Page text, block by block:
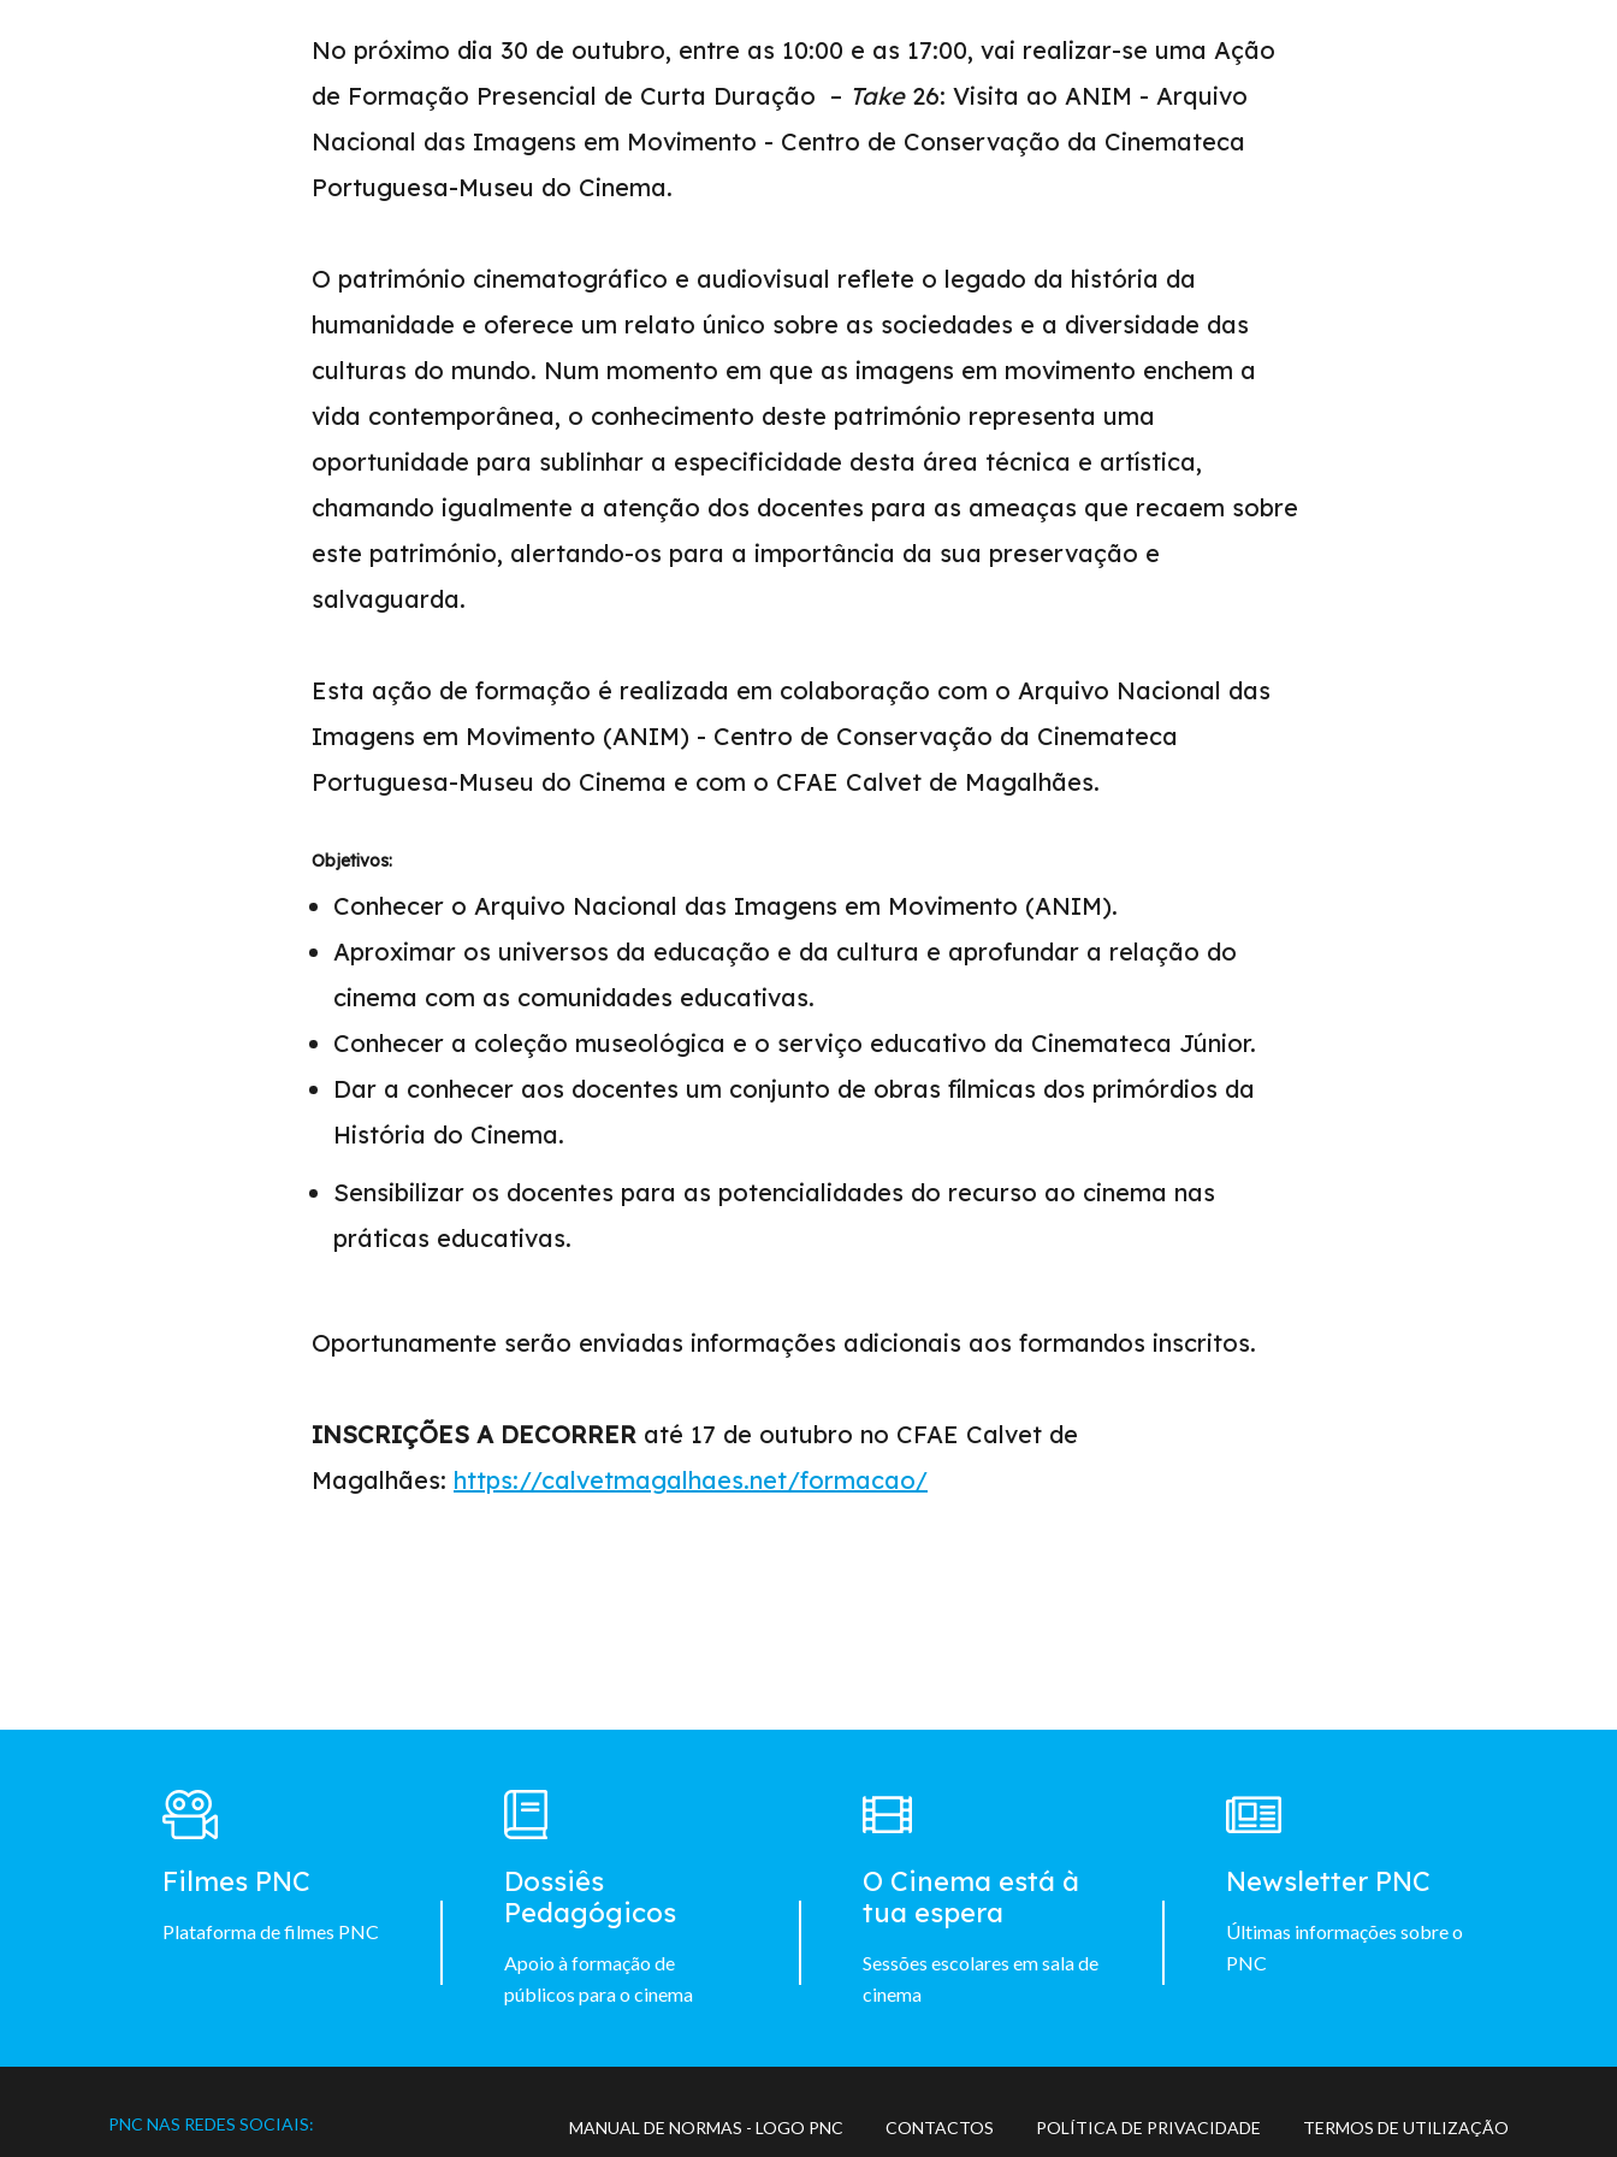
No próximo dia 30 de outubro, entre as 10:00 e as 17:00, vai realizar-se uma Ação
de Formação Presencial de Curta Duração – Take26: Visita ao ANIM - Arquivo
Nacional das Imagens em Movimento - Centro de Conservação da Cinemateca
Portuguesa-Museu do Cinema.
O património cinematográfico e audiovisual reflete o legado da história da
humanidade e oferece um relato único sobre as sociedades e a diversidade das
culturas do mundo. Num momento em que as imagens em movimento enchem a
vida contemporânea, o conhecimento deste património representa uma
oportunidade para sublinhar a especificidade desta área técnica e artística,
chamando igualmente a atenção dos docentes para as ameaças que recaem sobre
este património, alertando-os para a importância da sua preservação e
salvaguarda.
Esta ação de formação é realizada em colaboração com o Arquivo Nacional das
Imagens em Movimento (ANIM) - Centro de Conservação da Cinemateca
Portuguesa-Museu do Cinema e com o CFAE Calvet de Magalhães.
Objetivos:
Conhecer o Arquivo Nacional das Imagens em Movimento (ANIM).
Aproximar os universos da educação e da cultura e aprofundar a relação do
cinema com as comunidades educativas.
Conhecer a coleção museológica e o serviço educativo da Cinemateca Júnior.
Dar a conhecer aos docentes um conjunto de obras fílmicas dos primórdios da
História do Cinema.
Sensibilizar os docentes para as potencialidades do recurso ao cinema nas
práticas educativas.
Oportunamente serão enviadas informações adicionais aos formandos inscritos.
INSCRIÇÕES A DECORRER até 17 de outubro no CFAE Calvet de
Magalhães: https://calvetmagalhaes.net/formacao/
Footer
Main
Menu
Filmes PNC
Plataforma de filmes PNC
Dossiês
Pedagógicos
Apoio à formação de
públicos para o cinema
O Cinema está à
tua espera
Sessões escolares em sala de
cinema
Newsletter PNC
Últimas informações sobre o
PNC
PNC NAS REDES SOCIAIS:
Footer
MANUAL DE NORMAS - LOGO PNC CONTACTOS POLÍTICA DE PRIVACIDADE TERMOS DE UTILIZAÇÃO